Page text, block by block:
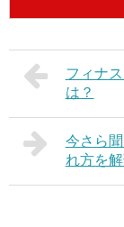
フィナ
は？
今さら
れ方を解